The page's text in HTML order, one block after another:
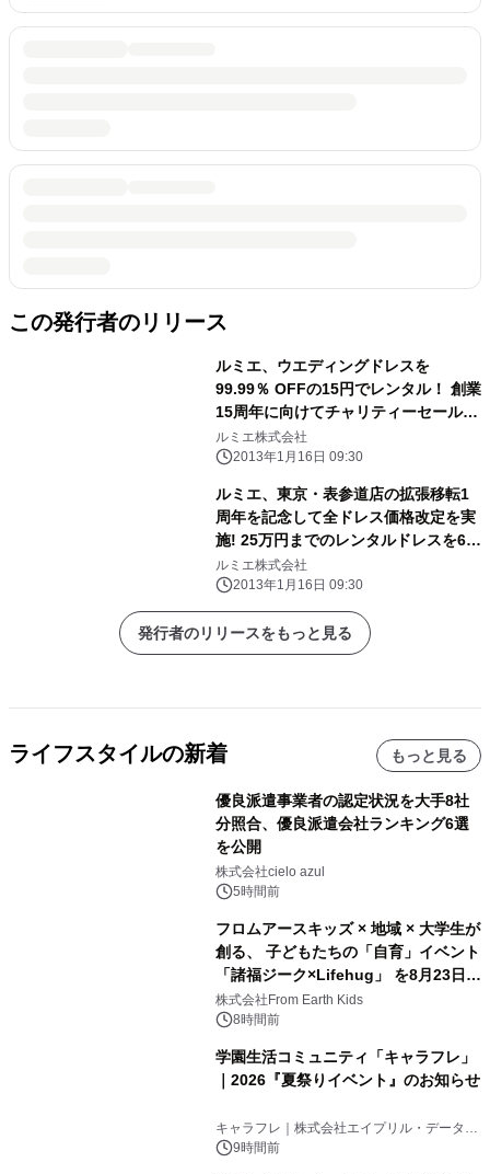
この発行者のリリース
ルミエ、ウエディングドレスを
99.99％ OFFの15円でレンタル！ 創業
15周年に向けてチャリティーセールを
実施！
ルミエ株式会社
2013年1月16日 09:30
ルミエ、東京・表参道店の拡張移転1
周年を記念して全ドレス価格改定を実
施! 25万円までのレンタルドレスを6、
8、10、12万円の均一価格でご提供!
ルミエ株式会社
2013年1月16日 09:30
発行者のリリースをもっと見る
ライフスタイルの新着 もっと見る
優良派遣事業者の認定状況を大手8社
分照合、優良派遣会社ランキング6選
を公開
株式会社cielo azul
5時間前
フロムアースキッズ × 地域 × 大学生が
創る、 子どもたちの「自育」イベント
「諸福ジーク×Lifehug」 を8月23日
(日)開催
株式会社From Earth Kids
8時間前
学園生活コミュニティ「キャラフレ」
｜2026『夏祭りイベント』のお知らせ
キャラフレ｜株式会社エイプリル・データ・
デザインズ
9時間前